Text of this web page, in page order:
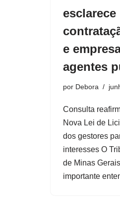
e
agentes
por Debora
Consulta
Nova Lei de
dos gestores
interesses O
de Minas
importante